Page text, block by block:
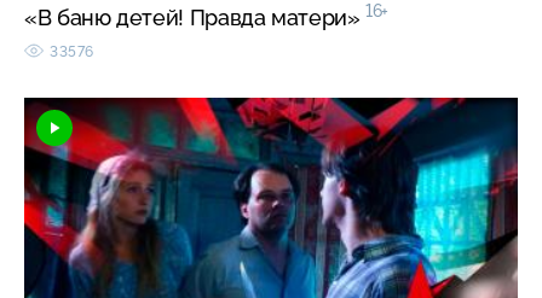
«В баню детей! Правда матери» 16+
33576